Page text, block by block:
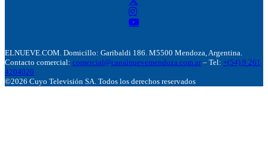
ELNUEVE.COM. Domicillo: Garibaldi 186. M5500 Mendoza, Argentina.
Contacto comercial: comercial@canalnuevemendoza.com.ar – Tel: +(54) 9 261
4204020
©2026 Cuyo Televisión SA. Todos los derechos reservados